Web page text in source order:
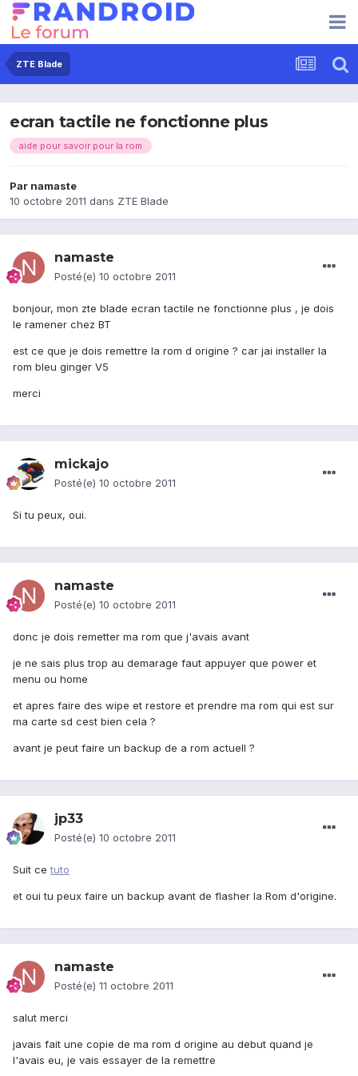
ZTE Blade
ecran tactile ne fonctionne plus
aide pour savoir pour la rom
Par namaste
10 octobre 2011 dans ZTE Blade
namaste
Posté(e) 10 octobre 2011
bonjour, mon zte blade ecran tactile ne fonctionne plus , je dois
le ramener chez BT
est ce que je dois remettre la rom d origine ? car jai installer la
rom bleu ginger V5
merci
mickajo
Posté(e) 10 octobre 2011
Si tu peux, oui.
namaste
Posté(e) 10 octobre 2011
donc je dois remetter ma rom que j'avais avant
je ne sais plus trop au demarage faut appuyer que power et
menu ou home
et apres faire des wipe et restore et prendre ma rom qui est sur
ma carte sd cest bien cela ?
avant je peut faire un backup de a rom actuell ?
jp33
Posté(e) 10 octobre 2011
Suit cetuto
et oui tu peux faire un backup avant de flasher la Rom d'origine.
namaste
Posté(e) 11 octobre 2011
salut merci
javais fait une copie de ma rom d origine au debut quand je
l'avais eu, je vais essayer de la remettre